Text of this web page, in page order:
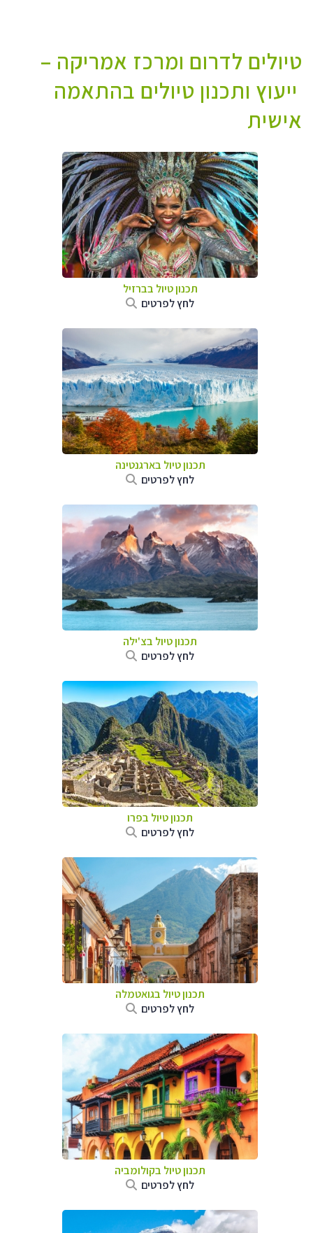
טיולים לדרום ומרכז אמריקה –
ייעוץ ותכנון טיולים בהתאמה
אישית
תכנון טיול בברזיל
לחץ לפרטים
תכנון טיול בארגנטינה
לחץ לפרטים
תכנון טיול בצ'ילה
לחץ לפרטים
תכנון טיול בפרו
לחץ לפרטים
תכנון טיול בגואטמלה
לחץ לפרטים
תכנון טיול בקולומביה
לחץ לפרטים